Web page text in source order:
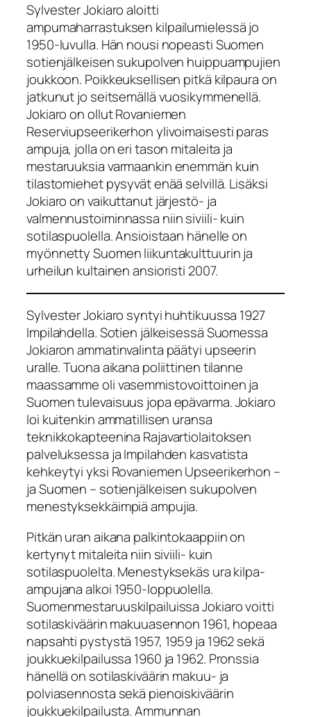
Sylvester Jokiaro aloitti
ampumaharrastuksen kilpailumielessä jo
1950-luvulla. Hän nousi nopeasti Suomen
sotienjälkeisen sukupolven huippuampujien
joukkoon. Poikkeuksellisen pitkä kilpaura on
jatkunut jo seitsemällä vuosikymmenellä.
Jokiaro on ollut Rovaniemen
Reserviupseerikerhon ylivoimaisesti paras
ampuja, jolla on eri tason mitaleita ja
mestaruuksia varmaankin enemmän kuin
tilastomiehet pysyvät enää selvillä. Lisäksi
Jokiaro on vaikuttanut järjestö- ja
valmennustoiminnassa niin siviili- kuin
sotilaspuolella. Ansioistaan hänelle on
myönnetty Suomen liikuntakulttuurin ja
urheilun kultainen ansioristi 2007.
Sylvester Jokiaro syntyi huhtikuussa 1927
Impilahdella. Sotien jälkeisessä Suomessa
Jokiaron ammatinvalinta päätyi upseerin
uralle. Tuona aikana poliittinen tilanne
maassamme oli vasemmistovoittoinen ja
Suomen tulevaisuus jopa epävarma. Jokiaro
loi kuitenkin ammatillisen uransa
teknikkokapteenina Rajavartiolaitoksen
palveluksessa ja Impilahden kasvatista
kehkeytyi yksi Rovaniemen Upseerikerhon –
ja Suomen – sotienjälkeisen sukupolven
menestyksekkäimpiä ampujia.
Pitkän uran aikana palkintokaappiin on
kertynyt mitaleita niin siviili- kuin
sotilaspuolelta. Menestyksekäs ura kilpa-
ampujana alkoi 1950-loppuolella.
Suomenmestaruuskilpailuissa Jokiaro voitti
sotilaskiväärin makuuasennon 1961, hopeaa
napsahti pystystä 1957, 1959 ja 1962 sekä
joukkuekilpailussa 1960 ja 1962. Pronssia
hänellä on sotilaskiväärin makuu- ja
polviasennosta sekä pienoiskiväärin
joukkuekilpailusta. Ammunnan